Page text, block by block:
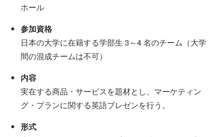
ホール
参加資格
日本の大学に在籍する学部生 3～4 名のチーム（大学
間の混成チームは不可）
内容
実在する商品・サービスを題材とし、マーケティン
グ・プランに関する英語プレゼンを行う。
形式